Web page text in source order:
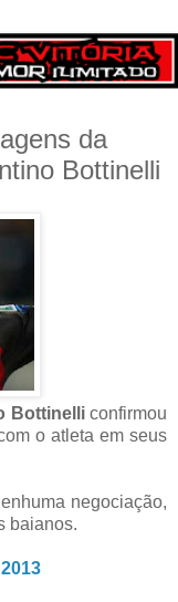
da
Bottinelli
Bottinelliconfirmou
o atleta em seus
negociação,
baianos.